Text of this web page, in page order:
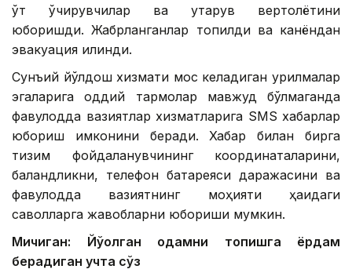
ўт ўчирувчилар ва қутқарув вертолётини
юборишди. Жабрланганлар топилди ва канёндан
эвакуация қилинди.
Сунъий йўлдош хизмати мос келадиган қурилмалар
эгаларига оддий тармоқлар мавжуд бўлмаганда
фавқулодда вазиятлар хизматларига SМS хабарлар
юбориш имконини беради. Хабар билан бирга
тизим фойдаланувчининг координаталарини,
баландликни, телефон батареяси даражасини ва
фавқулодда вазиятнинг моҳияти ҳақидаги
саволларга жавобларни юбориши мумкин.
Мичиган: Йўқолган одамни топишга ёрдам
берадиган учта сўз